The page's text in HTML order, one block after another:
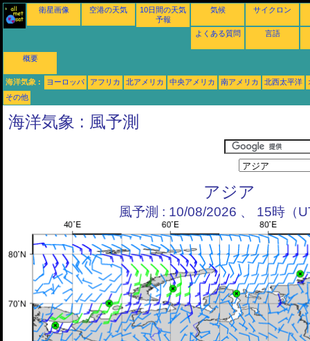
衛星画像 空港の天気
10日間の天気
予報
気候 サイクロン
よくある質問 言語
概要
海洋気象 : ヨーロッパ アフリカ 北アメリカ 中央アメリカ 南アメリカ 北西太平洋
その他
海洋気象 : 風予測
アジア
風予測 : 10/08/2026 、 15時（